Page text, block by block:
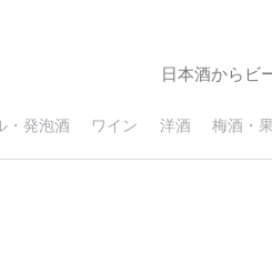
日本酒からビ
・発泡酒 ワイン 洋酒 梅酒・